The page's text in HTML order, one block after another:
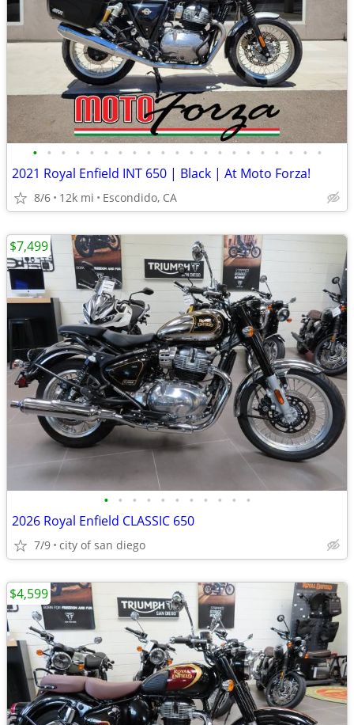
• • • • • • • • • • • • • • • • • • • • •
2021 Royal Enfield INT 650 | Black | At Moto Forza!
8/6 12k mi Escondido, CA
• • • • • • • • • • •
2026 Royal Enfield CLASSIC 650
7/9 city of san diego
$7,499
$4,599